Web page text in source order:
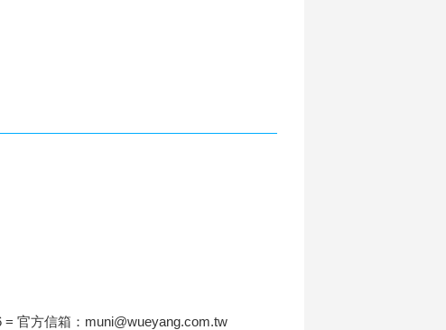
官方信箱：muni@wueyang.com.tw